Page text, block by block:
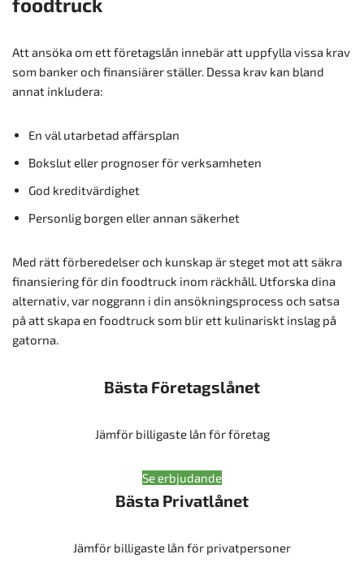
Att ansöka om ett företagslån innebär att uppfylla vissa krav
som banker och finansiärer ställer. Dessa krav kan bland
annat inkludera:
En väl utarbetad affärsplan
Bokslut eller prognoser för verksamheten
God kreditvärdighet
Personlig borgen eller annan säkerhet
Med rätt förberedelser och kunskap är steget mot att säkra
finansiering för din foodtruck inom räckhåll. Utforska dina
alternativ, var noggrann i din ansökningsprocess och satsa
på att skapa en foodtruck som blir ett kulinariskt inslag på
gatorna.
Bästa Företagslånet
Jämför billigaste lån för företag
Se erbjudande
Bästa Privatlånet
Jämför billigaste lån för privatpersoner